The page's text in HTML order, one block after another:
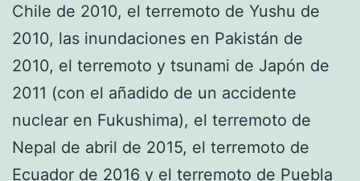
Chile de 2010, el terremoto de Yushu de
2010, las inundaciones en Pakistán de
2010, el terremoto y tsunami de Japón de
2011 (con el añadido de un accidente
nuclear en Fukushima), el terremoto de
Nepal de abril de 2015, el terremoto de
Ecuador de 2016 y el terremoto de Puebla